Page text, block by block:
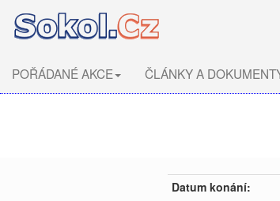
POŘÁDANÉ AKCE ČLÁNKY A
Datum konání: